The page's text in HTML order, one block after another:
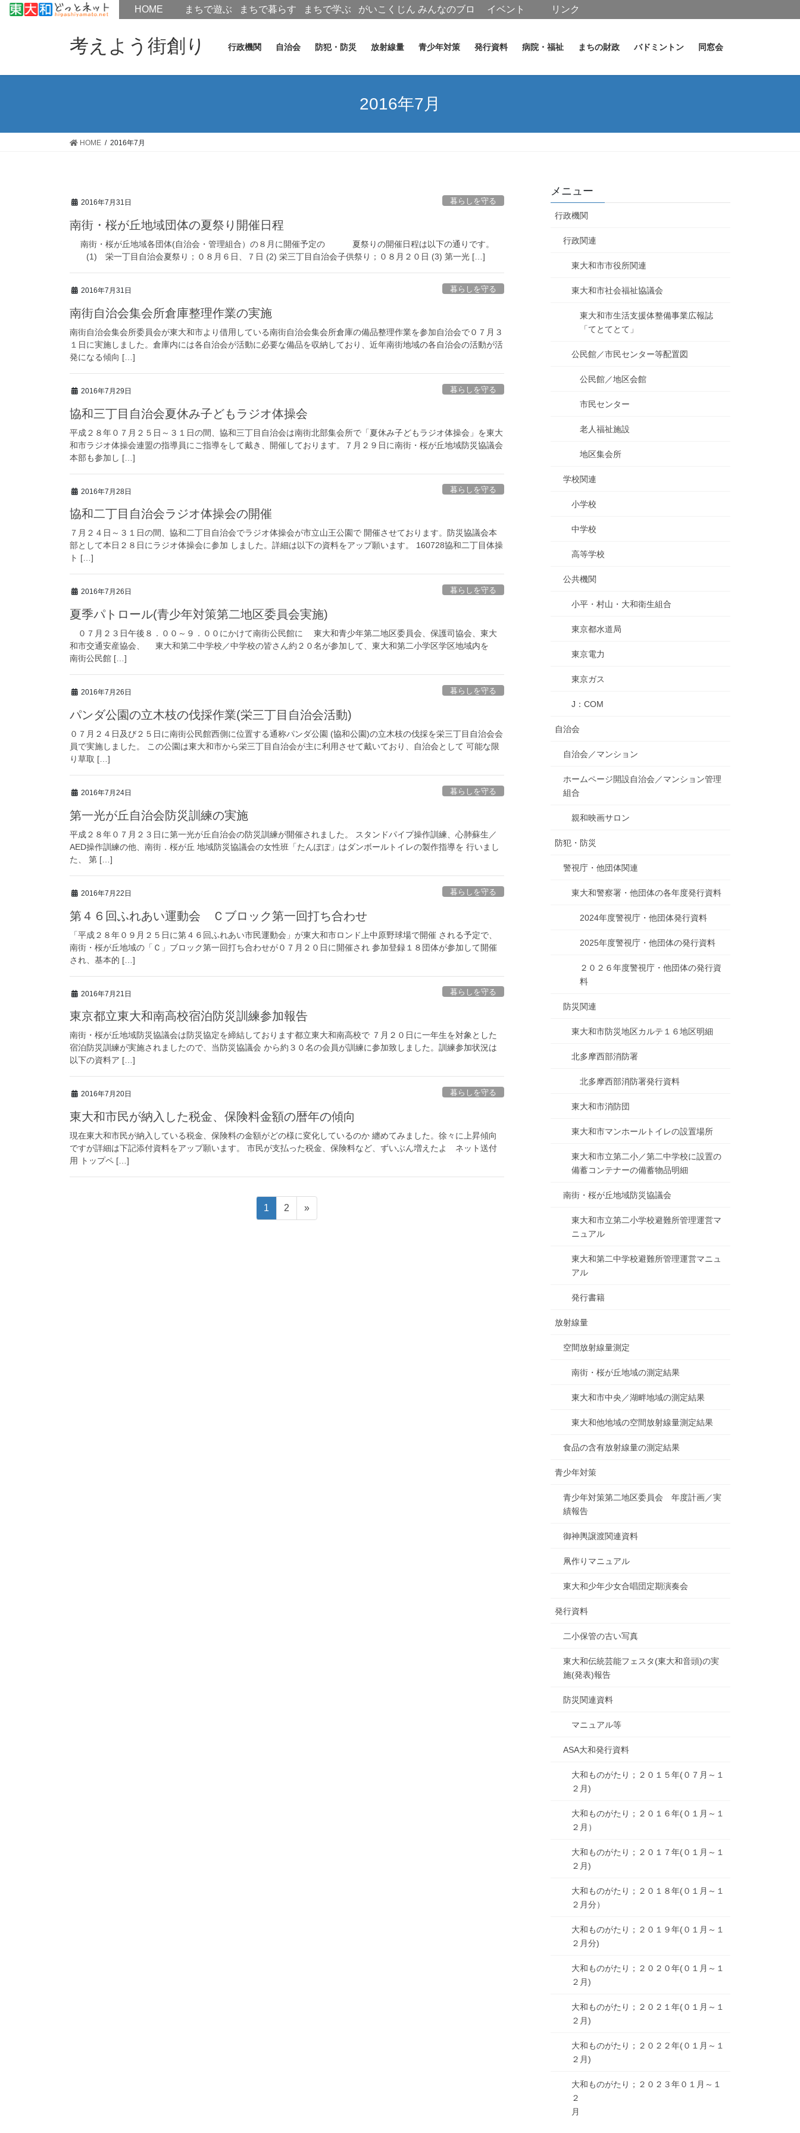
考えよう街創り 行政機関 自治会 防犯・防災 放射線量 青少年対策 発行資料 病院・福祉 まちの財政 バドミントン 同窓会
2016年7月
HOME 2016年7月
2016年7月31日 暮らしを守る
南街・桜が丘地域団体の夏祭り開催日程
南街・桜が丘地域各団体(自治会・管理組合）の８月に開催予定の 夏祭りの開催日程は以下の通りです。
(1) 栄一丁目自治会夏祭り；０８月６日、７日 (2) 栄三丁目自治会子供祭り；０８月２０日 (3) 第一光 […]
2016年7月31日 暮らしを守る
南街自治会集会所倉庫整理作業の実施
南街自治会集会所委員会が東大和市より借用している南街自治会集会所倉庫の備品整理作業を参加自治会で０７月３
１日に実施しました。倉庫内には各自治会が活動に必要な備品を収納しており、近年南街地域の各自治会の活動が活
発になる傾向 […]
2016年7月29日 暮らしを守る
協和三丁目自治会夏休み子どもラジオ体操会
平成２８年０７月２５日～３１日の間、協和三丁目自治会は南街北部集会所で「夏休み子どもラジオ体操会」を東大
和市ラジオ体操会連盟の指導員にご指導をして戴き、開催しております。７月２９日に南街・桜が丘地域防災協議会
本部も参加し […]
2016年7月28日 暮らしを守る
協和二丁目自治会ラジオ体操会の開催
７月２４日～３１日の間、協和二丁目自治会でラジオ体操会が市立山王公園で 開催させております。防災協議会本
部として本日２８日にラジオ体操会に参加 しました。詳細は以下の資料をアップ願います。 160728協和二丁目体操
ト […]
2016年7月26日 暮らしを守る
夏季パトロール(青少年対策第二地区委員会実施)
０７月２３日午後８．００～９．００にかけて南街公民館に 東大和青少年第二地区委員会、保護司協会、東大
和市交通安産協会、 東大和第二中学校／中学校の皆さん約２０名が参加して、東大和第二小学区学区地域内を
南街公民館 […]
2016年7月26日 暮らしを守る
パンダ公園の立木枝の伐採作業(栄三丁目自治会活動)
０７月２４日及び２５日に南街公民館西側に位置する通称パンダ公園 (協和公園)の立木枝の伐採を栄三丁目自治会会
員で実施しました。 この公園は東大和市から栄三丁目自治会が主に利用させて戴いており、自治会として 可能な限
り草取 […]
2016年7月24日 暮らしを守る
第一光が丘自治会防災訓練の実施
平成２８年０７月２３日に第一光が丘自治会の防災訓練が開催されました。 スタンドパイプ操作訓練、心肺蘇生／
AED操作訓練の他、南街．桜が丘 地域防災協議会の女性班「たんぽぽ」はダンボールトイレの製作指導を 行いまし
た、 第 […]
2016年7月22日 暮らしを守る
第４６回ふれあい運動会 Ｃブロック第一回打ち合わせ
「平成２８年０９月２５日に第４６回ふれあい市民運動会」が東大和市ロンド上中原野球場で開催 される予定で、
南街・桜が丘地域の「Ｃ」ブロック第一回打ち合わせが０７月２０日に開催され 参加登録１８団体が参加して開催
され、基本的 […]
2016年7月21日 暮らしを守る
東京都立東大和南高校宿泊防災訓練参加報告
南街・桜が丘地域防災協議会は防災協定を締結しております都立東大和南高校で ７月２０日に一年生を対象とした
宿泊防災訓練が実施されましたので、当防災協議会 から約３０名の会員が訓練に参加致しました。訓練参加状況は
以下の資料ア […]
2016年7月20日 暮らしを守る
東大和市民が納入した税金、保険料金額の暦年の傾向
現在東大和市民が納入している税金、保険料の金額がどの様に変化しているのか 纏めてみました。徐々に上昇傾向
ですが詳細は下記添付資料をアップ願います。 市民が支払った税金、保険料など、ずいぶん増えたよ ネット送付
用 トップペ […]
固
定
1
固
定
2 »
メニュー
行政機関
行政関連
東大和市市役所関連
東大和市社会福祉協議会
東大和市生活支援体整備事業広報誌
「てとてとて」
公民館／市民センター等配置図
公民館／地区会館
市民センター
老人福祉施設
地区集会所
学校関連
小学校
中学校
高等学校
公共機関
小平・村山・大和衛生組合
東京都水道局
東京電力
東京ガス
J：COM
自治会
自治会／マンション
ホームページ開設自治会／マンション管理
組合
親和映画サロン
防犯・防災
警視庁・他団体関連
東大和警察署・他団体の各年度発行資料
2024年度警視庁・他団体発行資料
2025年度警視庁・他団体の発行資料
２０２６年度警視庁・他団体の発行資
料
防災関連
東大和市防災地区カルテ１６地区明細
北多摩西部消防署
北多摩西部消防署発行資料
東大和市消防団
東大和市マンホールトイレの設置場所
東大和市立第二小／第二中学校に設置の
備蓄コンテナーの備蓄物品明細
南街・桜が丘地域防災協議会
東大和市立第二小学校避難所管理運営マ
ニュアル
東大和第二中学校避難所管理運営マニュ
アル
発行書籍
放射線量
空間放射線量測定
南街・桜が丘地域の測定結果
東大和市中央／湖畔地域の測定結果
東大和他地域の空間放射線量測定結果
食品の含有放射線量の測定結果
青少年対策
青少年対策第二地区委員会 年度計画／実
績報告
御神輿譲渡関連資料
凧作りマニュアル
東大和少年少女合唱団定期演奏会
発行資料
二小保管の古い写真
東大和伝統芸能フェスタ(東大和音頭)の実
施(発表)報告
防災関連資料
マニュアル等
ASA大和発行資料
大和ものがたり；２０１５年(０７月～１
２月)
大和ものがたり；２０１６年(０１月～１
２月）
大和ものがたり；２０１７年(０１月～１
２月)
大和ものがたり；２０１８年(０１月～１
２月分）
大和ものがたり；２０１９年(０１月～１
２月分)
大和ものがたり；２０２０年(０１月～１
２月)
大和ものがたり；２０２１年(０１月～１
２月)
大和ものがたり；２０２２年(０１月～１
２月)
大和ものがたり；２０２３年０１月～１
２
月
HOMEHOME まちで遊ぶ まちで暮らす まちで学ぶ がいこくじん みんなのブロ
イベント リンク